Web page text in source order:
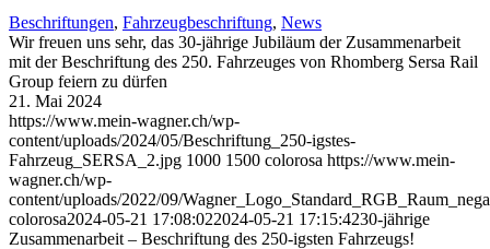
Beschriftungen, Fahrzeugbeschriftung, News
Wir freuen uns sehr, das 30-jährige Jubiläum der Zusammenarbeit
mit der Beschriftung des 250. Fahrzeuges von Rhomberg Sersa Rail
Group feiern zu dürfen
21. Mai 2024
https://www.mein-wagner.ch/wp-
content/uploads/2024/05/Beschriftung_250-igstes-
Fahrzeug_SERSA_2.jpg 1000 1500 colorosa https://www.mein-
wagner.ch/wp-
content/uploads/2022/09/
colorosa2024-05-21 17:08:022024-05-21 17:15:4230-jährige
Zusammenarbeit – Beschriftung des 250-igsten Fahrzeugs!